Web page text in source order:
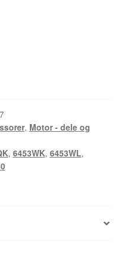
, Motor - dele og
, 6453WK, 6453WL,